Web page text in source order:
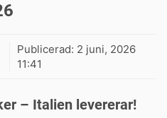
Publicerad: 2 juni, 2026
11:41
– Italien levererar!